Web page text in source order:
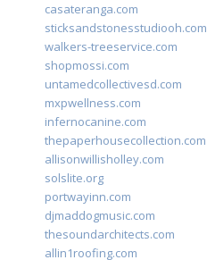
casateranga.com
sticksandstonesstudiooh.com
walkers-treeservice.com
shopmossi.com
untamedcollectivesd.com
mxpwellness.com
infernocanine.com
thepaperhousecollection.com
allisonwillisholley.com
solslite.org
portwayinn.com
djmaddogmusic.com
thesoundarchitects.com
allin1roofing.com